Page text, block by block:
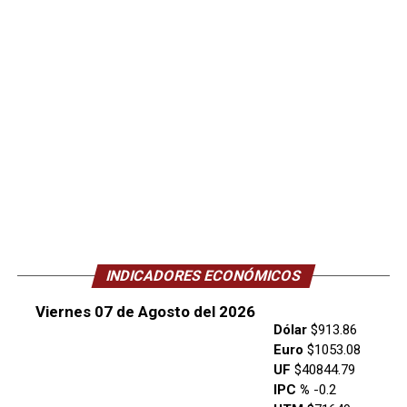
INDICADORES ECONÓMICOS
Viernes 07 de Agosto del 2026
Dólar$913.86
Euro $1053.08
UF $40844.79
IPC % -0.2